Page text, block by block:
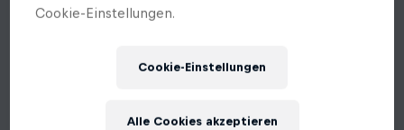
Cookie-Einstellungen.
Cookie-Einstellungen
Alle Cookies akzeptieren